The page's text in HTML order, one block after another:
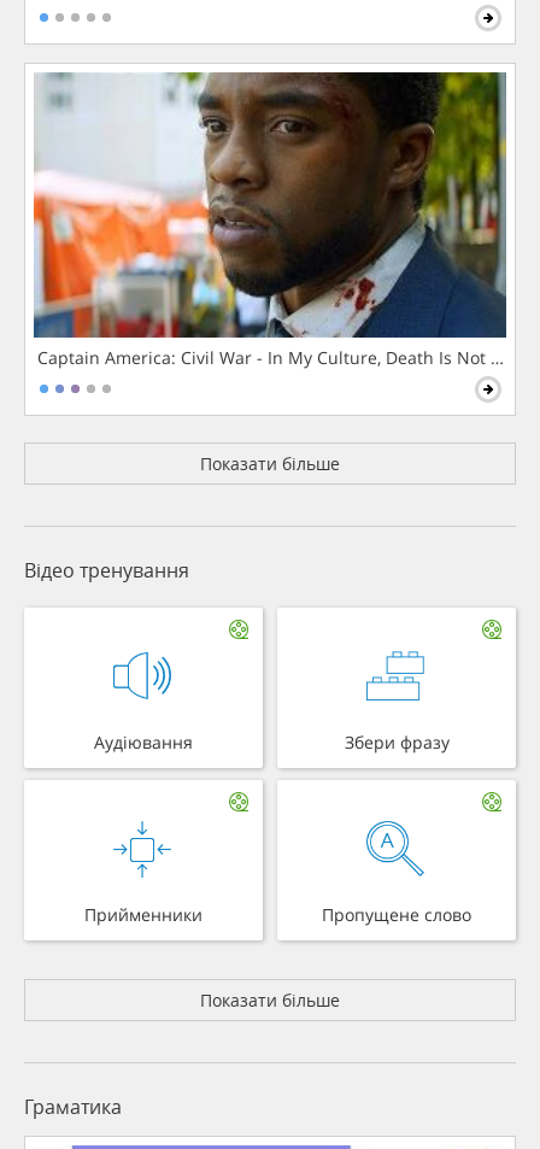
Captain America: Civil War - In My Culture, Death Is Not The
Показати більше
Відео тренування
Аудіювання Збери фразу
Прийменники Пропущене слово
Показати більше
Граматика